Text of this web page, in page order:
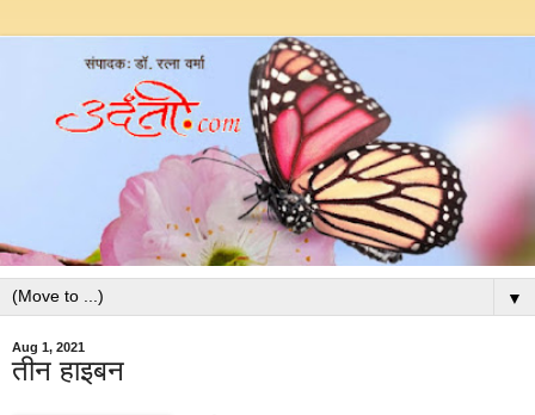
▼
Aug 1, 2021
तीन हाइबन